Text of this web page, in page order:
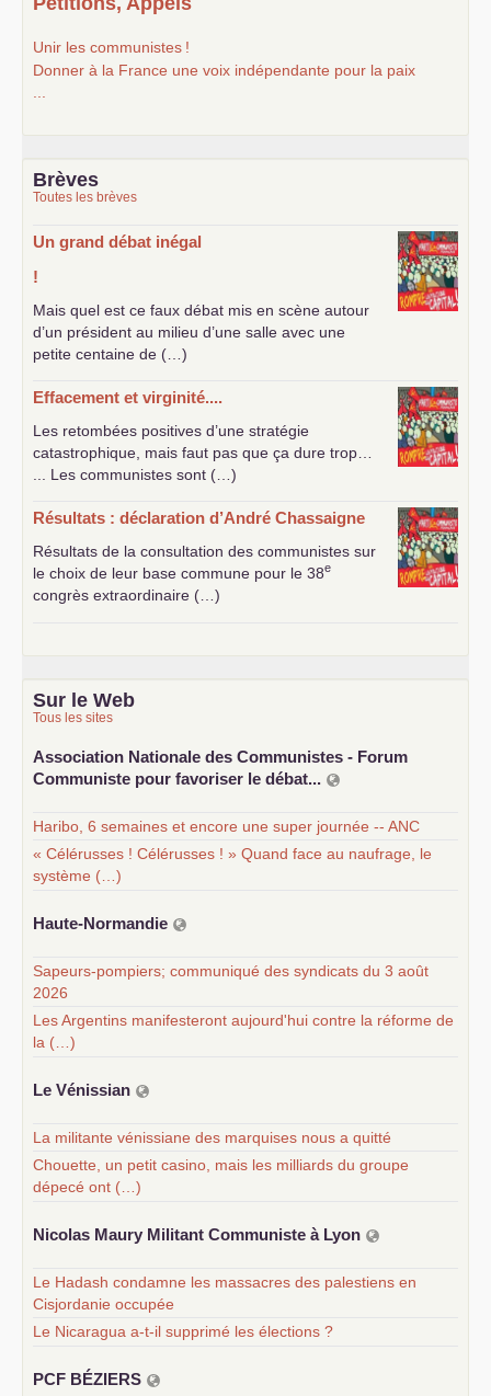
Unir les communistes !
Donner à la France une voix indépendante pour la paix
Brèves
Toutes les brèves
Un grand débat inégal
!
Mais quel est ce faux débat mis en scène autour
d’un président au milieu d’une salle avec une
petite centaine de (…)
Effacement et virginité....
Les retombées positives d’une stratégie
catastrophique, mais faut pas que ça dure trop…
... Les communistes sont (…)
Résultats : déclaration d’André Chassaigne
Résultats de la consultation des communistes sur
le choix de leur base commune pour le 38e
congrès extraordinaire (…)
Sur le Web
Tous les sites
Association Nationale des Communistes - Forum
Communiste pour favoriser le débat...
Haribo, 6 semaines et encore une super journée -- ANC
« Célérusses ! Célérusses ! » Quand face au naufrage, le
système (…)
Haute-Normandie
Sapeurs-pompiers; communiqué des syndicats du 3 août
2026
Les Argentins manifesteront aujourd'hui contre la réforme de
la (…)
Le Vénissian
La militante vénissiane des marquises nous a quitté
Chouette, un petit casino, mais les milliards du groupe
dépecé ont (…)
Nicolas Maury Militant Communiste à Lyon
Le Hadash condamne les massacres des palestiens en
Cisjordanie occupée
Le Nicaragua a-t-il supprimé les élections ?
PCF BÉZIERS